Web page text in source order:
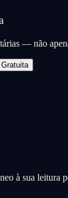
— não
à sua leitura